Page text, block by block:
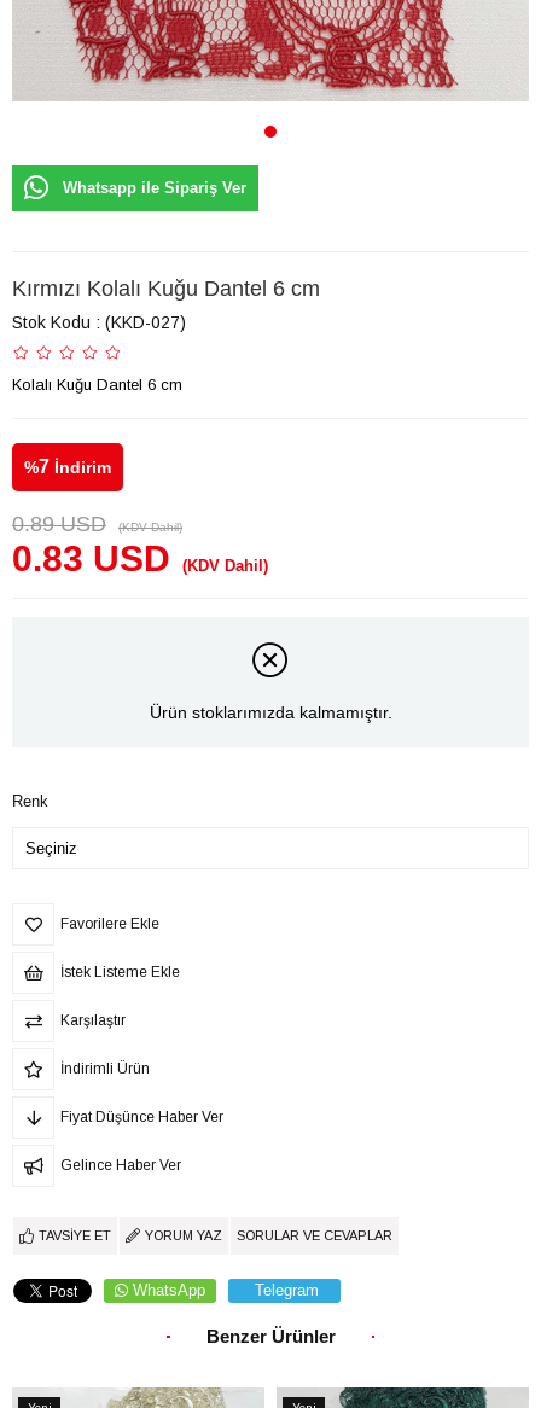
Whatsapp ile Sipariş Ver
Kırmızı Kolalı Kuğu Dantel 6 cm
Stok Kodu (KKD-027)
Kolalı Kuğu Dantel 6 cm
%7 İndirim
0.89 USD (KDV Dahil)
0.83 USD (KDV Dahil)
Ürün stoklarımızda kalmamıştır.
Renk
Favorilere Ekle
İstek Listeme Ekle
Karşılaştır
İndirimli Ürün
Fiyat Düşünce Haber Ver
Gelince Haber Ver
TAVSIYE ET YORUM YAZ SORULAR VE CEVAPLAR
WhatsApp Telegram
Benzer Ürünler